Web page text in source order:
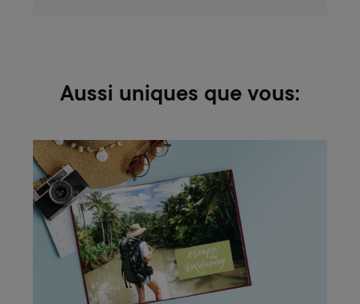
Aussi uniques que vous: